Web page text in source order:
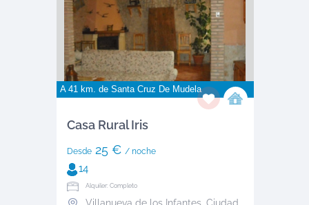
A 41 km. de Santa Cruz De Mudela
Casa Rural Iris
Desde25 € / noche
14
Alquiler: Completo